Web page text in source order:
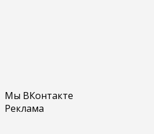
Мы ВКонтакте
Реклама